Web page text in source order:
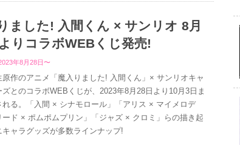
ました! 入間くん × サンリオ 8月
りコラボWEBくじ発売!
年8月28日〜
原作のアニメ「魔入りました! 入間くん」× サンリオキャ
ズとのコラボWEBくじが、2023年8月28日より10月3日ま
れる。「入間 × シナモロール」「アリス × マイメロデ
ード × ポムポムプリン」「ジャズ × クロミ」らの描き起
キャラグッズが多数ラインナップ!